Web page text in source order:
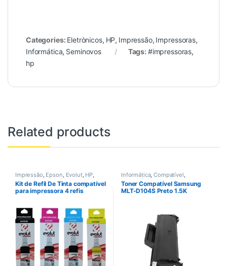
Categories: Eletrònicos, HP, Impressão, Impressoras,
Informática, Seminovos Tags: #impressoras,
hp
Related products
Impressão Epson Evolut, HP
Informática,Mutifucional
Suprimentos de impressão,
Tintas
Kit de Refil De Tinta compatível
para impressora 4 refis
Informática,Compatível
Compatível, Impressão
Impressão,Impressoras,
Impressoras, Laser, Suprimentos
Toner Compatível Samsung
MLT-D104S Preto 1.5K